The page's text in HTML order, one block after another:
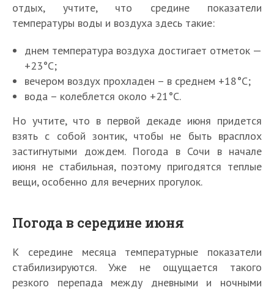
отдых, учтите, что средине показатели
температуры воды и воздуха здесь такие:
днем температура воздуха достигает отметок —
+23°С;
вечером воздух прохладен – в среднем +18°С;
вода – колеблется около +21°С.
Но учтите, что в первой декаде июня придется
взять с собой зонтик, чтобы не быть врасплох
застигнутыми дождем. Погода в Сочи в начале
июня не стабильная, поэтому пригодятся теплые
вещи, особенно для вечерних прогулок.
Погода в середине июня
К середине месяца температурные показатели
стабилизируются. Уже не ощущается такого
резкого перепада между дневными и ночными